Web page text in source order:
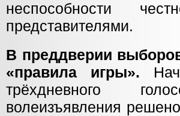
неспособности
представителями.
В преддверии
«правила игры».
трёхдневного
волеизъявления